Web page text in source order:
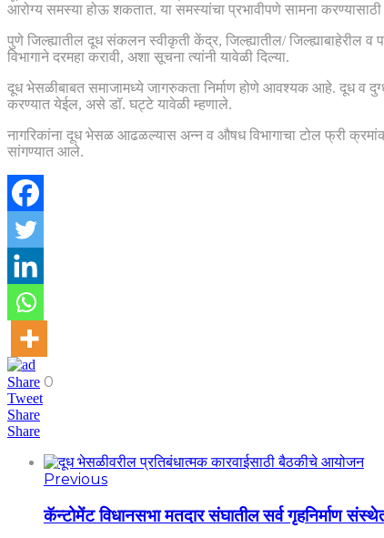
आरोग्य समस्या होऊ शकतात. या समस्यांचा प्रभावीपणे सामना
पुणे जिल्ह्यातील दूध संकलन स्वीकृती केंद्र, जिल्ह्यातील/
विभागाने दरमहा करावी, अशा सूचना त्यांनी यावेळी दिल्या.
दूध भेसळीबाबत समाजामध्ये जागरुकता निर्माण होणे आवश्यक आहे. दूध व
करण्यात येईल, असे डॉ. घट्टे यावेळी म्हणाले.
नागरिकांना दूध भेसळ आढळल्यास अन्न व औषध विभागाचा टोल फ्री क्रमांक
सांगण्यात आले.
Share 0
Tweet
Share
Share
Previous
कॅन्टोमेंट विधानसभा मतदार संघातील सर्व गृहनिर्माण